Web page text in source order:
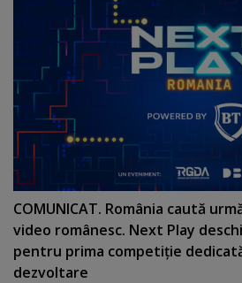
COMUNICAT. România caută
video românesc. Next Play
pentru prima competiţie
dezvoltare